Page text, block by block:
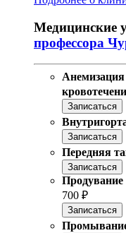
Медицинские
профессора
Анемизация
Записаться
Записаться
Передняя
Записаться
Продувание
700 ₽
Записаться
Промывание